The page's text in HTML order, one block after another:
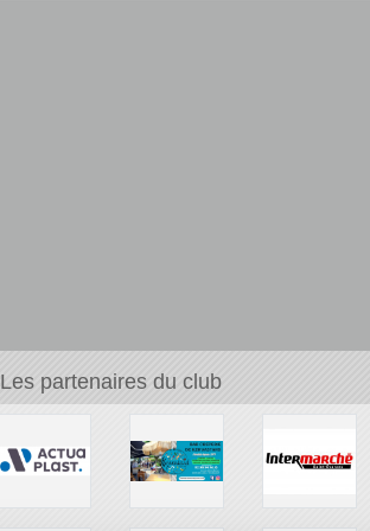
Les partenaires du club